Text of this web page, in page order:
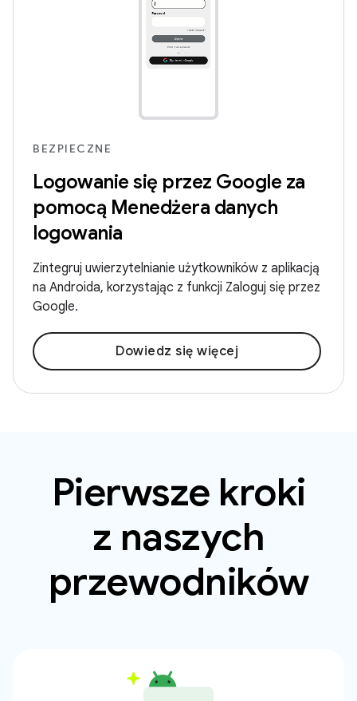
BEZPIECZNE
Logowanie się przez Google za
pomocą Menedżera danych
logowania
Zintegruj uwierzytelnianie użytkowników z aplikacją
na Androida, korzystając z funkcji Zaloguj się przez
Google.
Dowiedz się więcej
Pierwsze kroki
z naszych
przewodników